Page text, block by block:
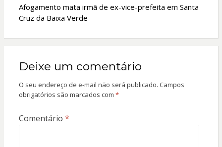
Afogamento mata irmã de ex-vice-prefeita em Santa
Cruz da Baixa Verde
Deixe um comentário
O seu endereço de e-mail não será publicado. Campos
obrigatórios são marcados com *
Comentário *